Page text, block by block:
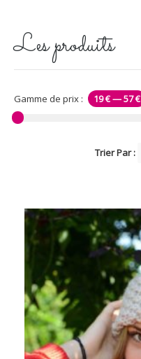
Les produits
Gamme de prix : 19 €—57 €
Trier Par :